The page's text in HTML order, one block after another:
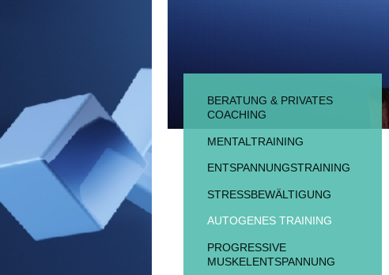
BERATUNG & PRIVATES
COACHING
MENTALTRAINING
ENTSPANNUNGSTRAINING
STRESSBEWÄLTIGUNG
AUTOGENES TRAINING
PROGRESSIVE
MUSKELENTSPANNUNG